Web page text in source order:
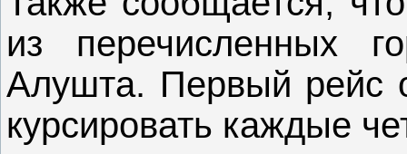
из перечисленных
Алушта. Первый рейс
курсировать каждые